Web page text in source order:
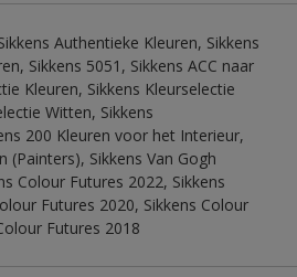
Authentieke Kleuren, Sikkens
Sikkens 5051, Sikkens ACC naar
Kleuren, Sikkens Kleurselectie
Witten, Sikkens
200 Kleuren voor het Interieur,
(Painters), Sikkens Van Gogh
Colour Futures 2022, Sikkens
Futures 2020, Sikkens Colour
Futures 2018